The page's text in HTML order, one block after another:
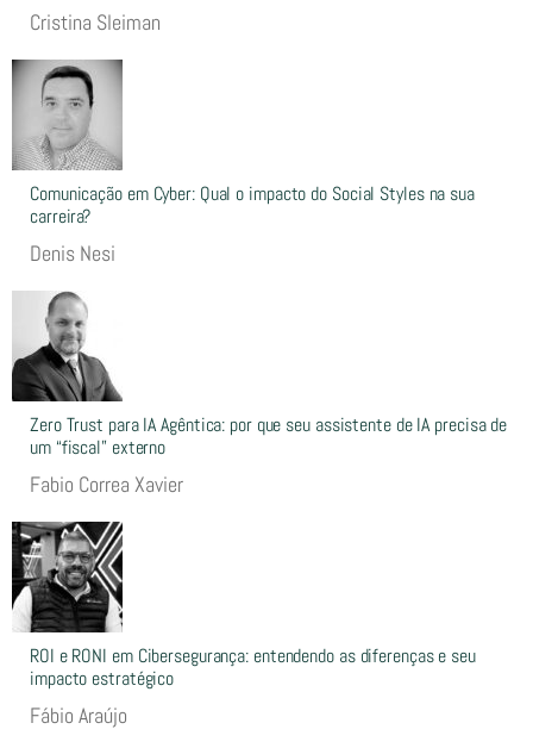
Cristina Sleiman
Comunicação em Cyber: Qual o impacto do Social Styles na sua
carreira?
Denis Nesi
Zero Trust para IA Agêntica: por que seu assistente de IA precisa de
um “fiscal” externo
Fabio Correa Xavier
ROI e RONI em Cibersegurança: entendendo as diferenças e seu
impacto estratégico
Fábio Araújo